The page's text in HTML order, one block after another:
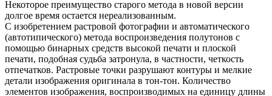
Некоторое преимущество старого метода в новой версии
долгое время остается нереализованным.
С изобретением растровой фотографии и автоматического
(автотипического) метода воспроизведения полутонов с
помощью бинарных средств высокой печати и плоской
печати, подобная судьба затронула, в частности, четкость
отпечатков. Растровые точки разрушают контуры и мелкие
детали изображения оригинала в тон-тон. Количество
элементов изображения, воспроизводимых на единицу длины